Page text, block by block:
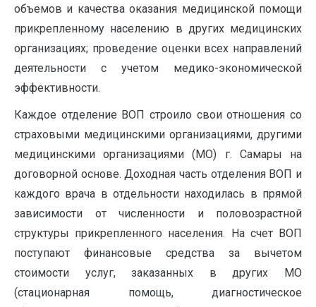
объемов и качества оказания медицинской помощи
прикрепленному населению в других медицинских
организациях; проведение оценки всех направлений
деятельности с учетом медико-экономической
эффективности.
Каждое отделение ВОП строило свои отношения со
страховыми медицинскими организациями, другими
медицинскими организациями (МО) г. Самары на
договорной основе. Доходная часть отделения ВОП и
каждого врача в отдельности находилась в прямой
зависимости от численности и половозрастной
структуры прикрепленного населения. На счет ВОП
поступают финансовые средства за вычетом
стоимости услуг, заказанных в других МО
(стационарная помощь, диагностическое